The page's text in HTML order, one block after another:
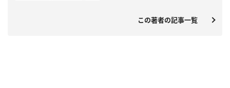
この著者の記事一覧